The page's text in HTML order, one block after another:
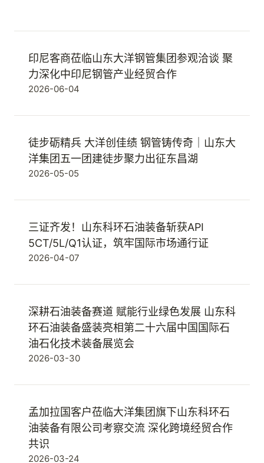
印尼客商莅临山东大洋钢管集团参观洽谈 聚
力深化中印尼钢管产业经贸合作
2026-06-04
徒步砺精兵 大洋创佳绩 钢管铸传奇｜山东大
洋集团五一团建徒步聚力出征东昌湖
2026-05-05
三证齐发！山东科环石油装备斩获API
5CT/5L/Q1认证，筑牢国际市场通行证
2026-04-07
深耕石油装备赛道 赋能行业绿色发展 山东科
环石油装备盛装亮相第二十六届中国国际石
油石化技术装备展览会
2026-03-30
孟加拉国客户莅临大洋集团旗下山东科环石
油装备有限公司考察交流 深化跨境经贸合作
共识
2026-03-24